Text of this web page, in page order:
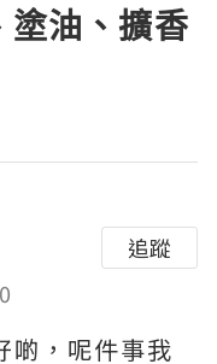
塗油、擴香
追蹤
啲，呢件事我